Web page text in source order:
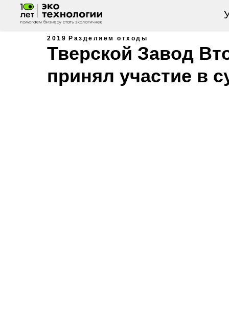
2019 Разделяем отходы
Тверской Завод
принял участие в